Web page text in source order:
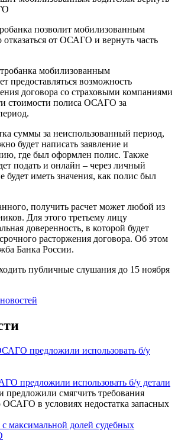
позволит мобилизованным
от ОСАГО и вернуть часть
мобилизованным
предоставляться возможность
договора со страховыми компаниями
стоимости полиса ОСАГО за
суммы за неиспользованный период,
будет написать заявление и
где был оформлен полис. Также
подать и онлайн – через личный
будет иметь значения, как полис был
получить расчет может любой из
Для этого третьему лицу
доверенность, в которой будет
расторжения договора. Об этом
Банка России.
публичные слушания до 15 ноября
предложили использовать б/у детали
предложили смягчить требования
в условиях недостатка запасных